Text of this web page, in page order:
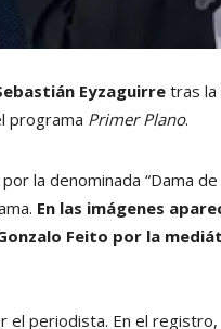
Eyzaguirre tras la
programa Primer Plano.
la denominada “Dama
En las imágenes
Feito por la
el periodista. En el